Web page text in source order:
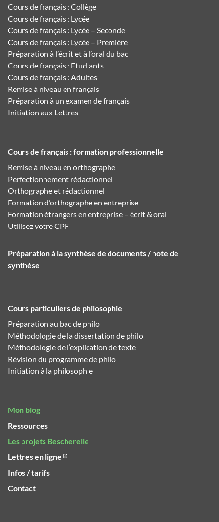
Cours de français : Collège
Cours de français : Lycée
Cours de français : Lycée – Seconde
Cours de français : Lycée – Première
Préparation à l’écrit et à l’oral du bac
Cours de français : Etudiants
Cours de français : Adultes
Remise à niveau en français
Préparation à un examen de français
Initiation aux Lettres
Cours de français : formation professionnelle
Remise à niveau en orthographe
Perfectionnement rédactionnel
Orthographe et rédactionnel
Formation d’orthographe en entreprise
Formation étrangers en entreprise – écrit & oral
Utilisez votre CPF
Préparation à la synthèse de documents / note de
synthèse
Cours particuliers de philosophie
Préparation au bac de philo
Méthodologie de la dissertation de philo
Méthodologie de l’explication de texte
Révision du programme de philo
Initiation à la philosophie
Mon blog
Ressources
Les projets Bescherelle
Lettres en ligne
Infos / tarifs
Contact